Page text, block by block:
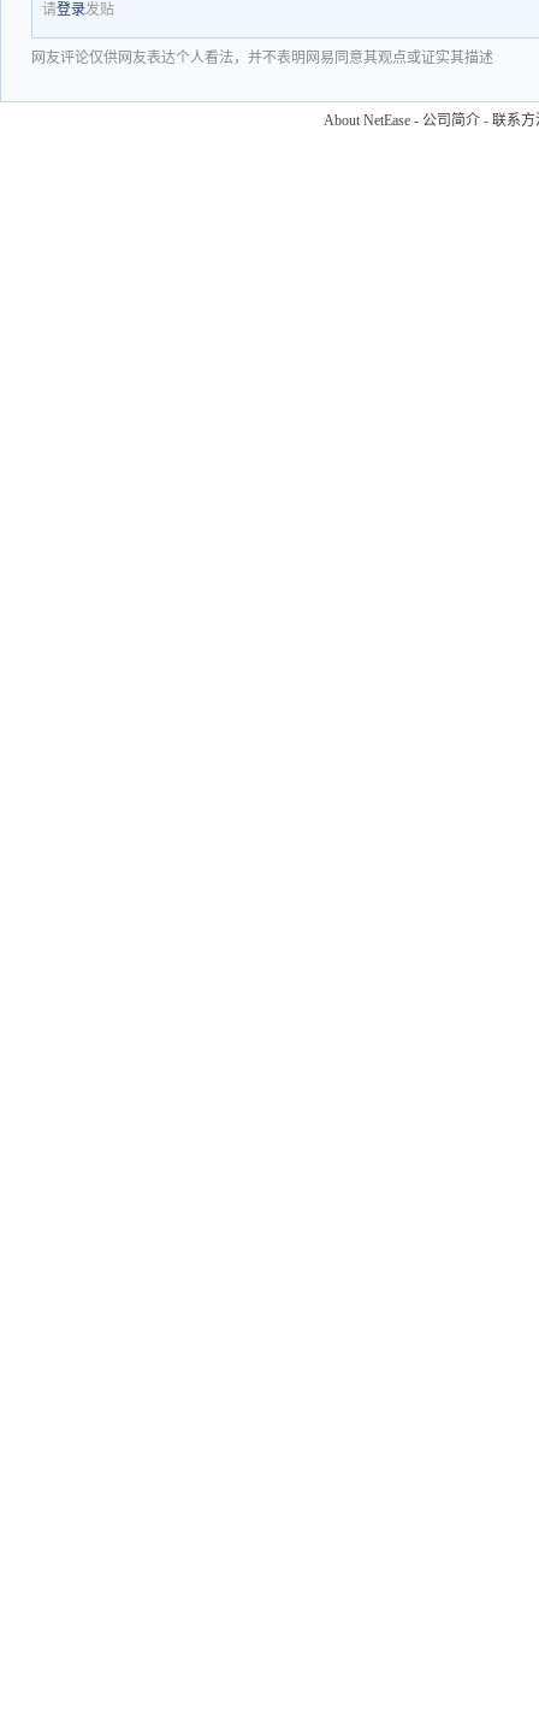
请登录发贴
网友评论仅供网友表达个人看法，并不表明网易同意其观点或证实其描述
About NetEase - 公司简介 - 联系方